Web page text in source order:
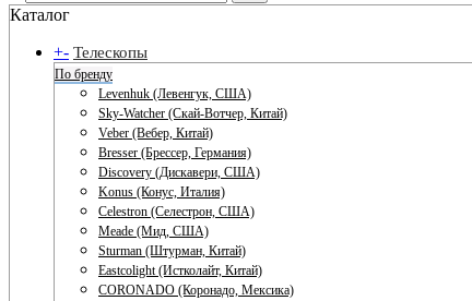
Каталог
+- Телескопы
По бренду
Levenhuk (Левенгук, США)
Sky-Watcher (Скай-Вотчер, Китай)
Veber (Вебер, Китай)
Bresser (Брессер, Германия)
Discovery (Дискавери, США)
Konus (Конус, Италия)
Celestron (Селестрон, США)
Meade (Мид, США)
Sturman (Штурман, Китай)
Eastcolight (Истколайт, Китай)
CORONADO (Коронадо, Мексика)